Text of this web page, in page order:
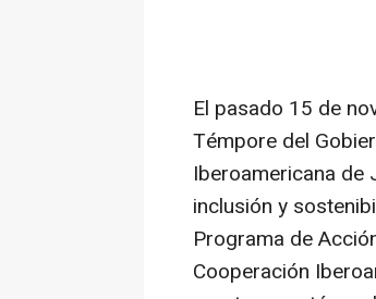
El pasado 15 de
Témpore del
Iberoamericana de
inclusión y
Programa de
Cooperación